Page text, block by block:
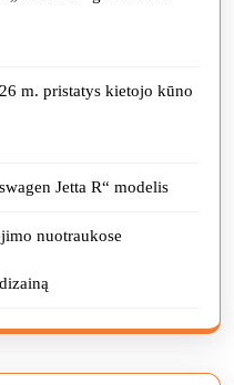
m. pristatys kietojo kūno
Jetta R“ modelis
nuotraukose